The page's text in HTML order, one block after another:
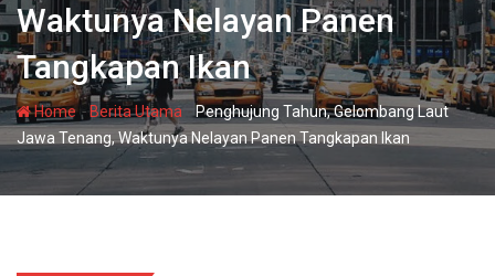
Waktunya Nelayan Panen
Tangkapan Ikan
Home-Berita Utama -Penghujung Tahun, Gelombang Laut
Jawa Tenang, Waktunya Nelayan Panen Tangkapan Ikan